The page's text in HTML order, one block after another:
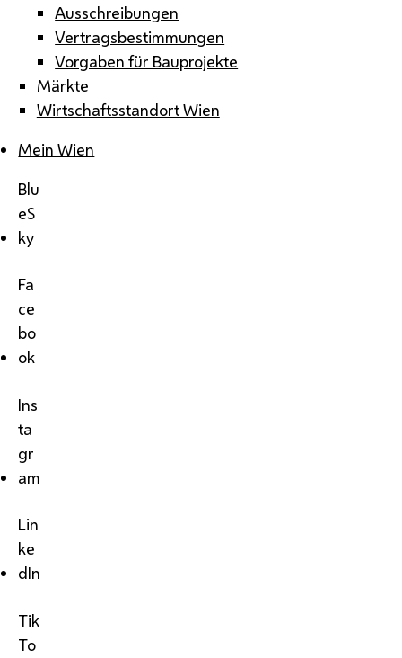
Ausschreibungen
Vertragsbestimmungen
Vorgaben für Bauprojekte
Märkte
Wirtschaftsstandort Wien
Mein Wien
Blu
eS
ky
Fa
ce
bo
ok
Ins
ta
gr
am
Lin
ke
dIn
Tik
To